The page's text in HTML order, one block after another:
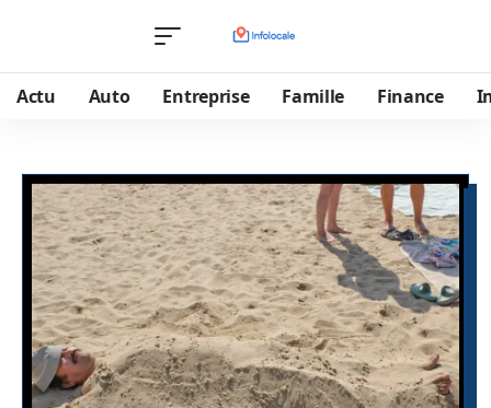
Actu Auto Entreprise Famille Finance